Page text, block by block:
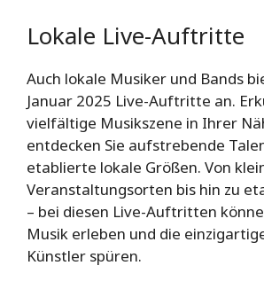
Lokale Live-Auftritte
Auch lokale Musiker und Bands
Januar 2025 Live-Auftritte an.
vielfältige Musikszene in Ihrer
entdecken Sie aufstrebende
etablierte lokale Größen. Von
Veranstaltungsorten bis hin zu
– bei diesen Live-Auftritten
Musik erleben und die
Künstler spüren.